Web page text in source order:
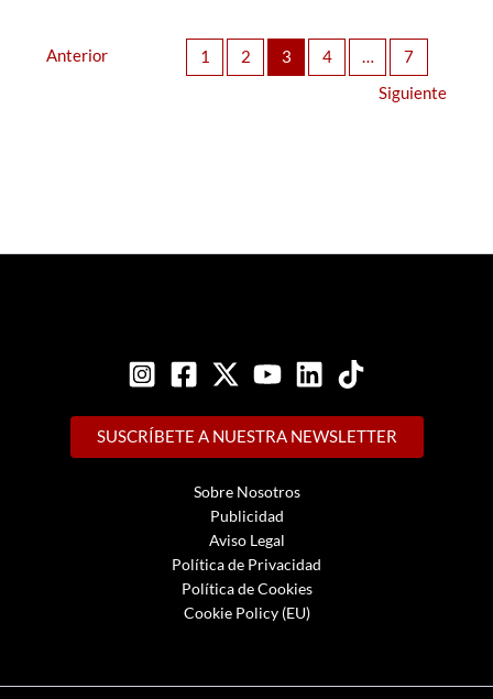
Anterior 1 2 3 4 …
7
Siguiente
SUSCRÍBETE A NUESTRA NEWSLETTER
Sobre Nosotros
Publicidad
Aviso Legal
Política de Privacidad
Política de Cookies
Cookie Policy (EU)